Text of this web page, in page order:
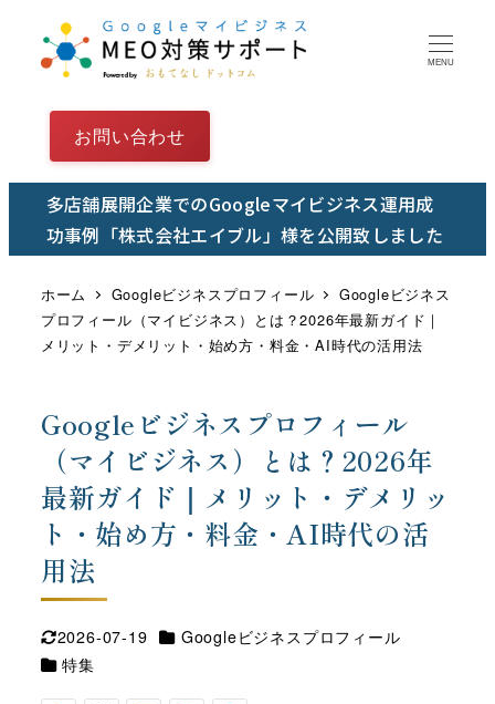
テ
MENU
お問い合わせ
多店舗展開企業でのGoogleマイビジネス運用成
功事例「株式会社エイブル」様を公開致しました
ホーム Googleビジネスプロフィール
Googleビジネス
プロフィール（マイビジネス）とは？2026年最新ガイド｜
メリット・デメリット・始め方・料金・AI時代の活用法
Googleビジネスプロフィール
（マイビジネス）とは？2026年
最新ガイド｜メリット・デメリッ
ト・始め方・料金・AI時代の活
用法
更新日
2026-07-19 カテゴリー
Googleビジネスプロフィール
カテゴリー
特集